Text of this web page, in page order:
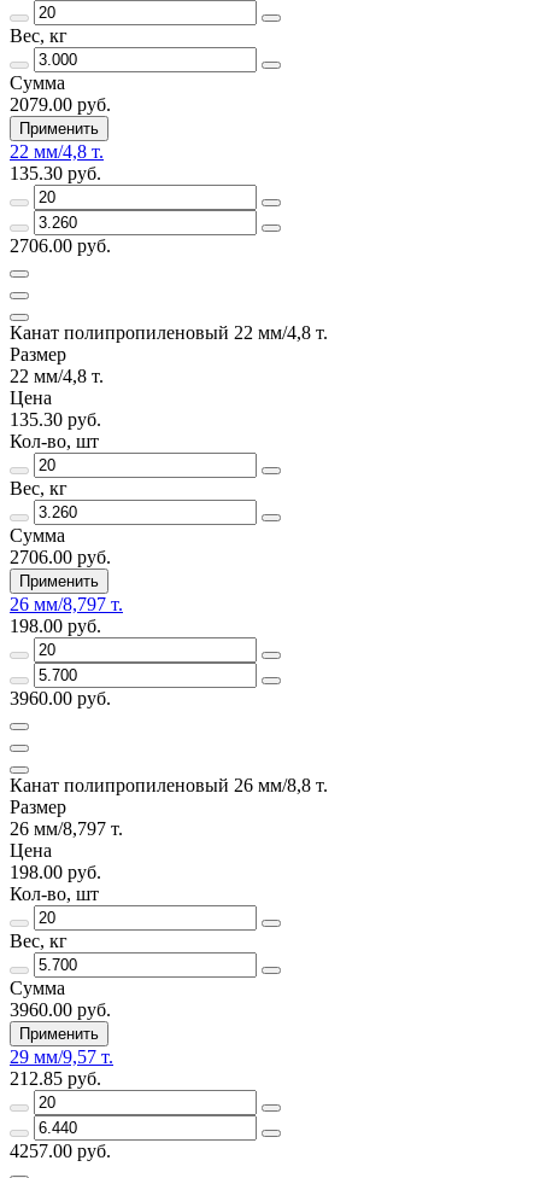
Вес, кг
Сумма
2079.00 руб.
Применить
22 мм/4,8 т.
135.30 руб.
2706.00 руб.
Канат полипропиленовый 22 мм/4,8 т.
Размер
22 мм/4,8 т.
Цена
135.30 руб.
Кол-во, шт
Вес, кг
Сумма
2706.00 руб.
Применить
26 мм/8,797 т.
198.00 руб.
3960.00 руб.
Канат полипропиленовый 26 мм/8,8 т.
Размер
26 мм/8,797 т.
Цена
198.00 руб.
Кол-во, шт
Вес, кг
Сумма
3960.00 руб.
Применить
29 мм/9,57 т.
212.85 руб.
4257.00 руб.